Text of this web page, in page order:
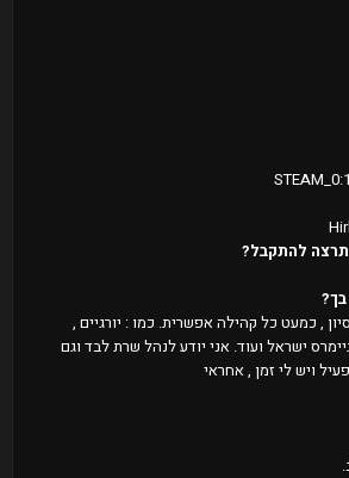
להתקבל?
, כמעט כל קהילה אפשרית. כמו : יורגיים ,
ישראל ועוד. אני יודע לנהל שרת לבד וגם
ויש לי זמן , אחראי